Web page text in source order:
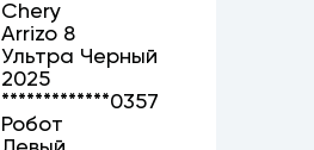
Chery
Arrizo 8
Ультра Черный
2025
*************0357
Робот